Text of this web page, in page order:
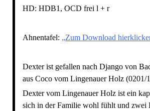
HD: HDB1, OCD frei l + r
Ahnentafel: „Zum Download
Dexter ist gefallen nach Django von
aus Coco vom Lingenauer Holz (0201/
Dexter vom Lingenauer Holz ist ein
sich in der Familie wohl fühlt und zwei